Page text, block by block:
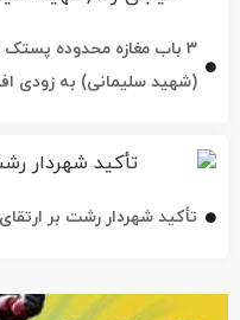
(شهید سلیمانی) به زودی
تأکید شهردار رشت بر